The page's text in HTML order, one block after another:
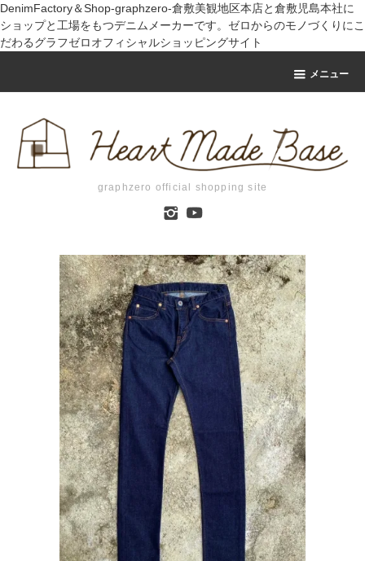
DenimFactory＆Shop-graphzero-倉敷美観地区本店と倉敷児島本社に
ショップと工場をもつデニムメーカーです。ゼロからのモノづくりにこ
だわるグラフゼロオフィシャルショッピングサイト
メニュー
graphzero official shopping site